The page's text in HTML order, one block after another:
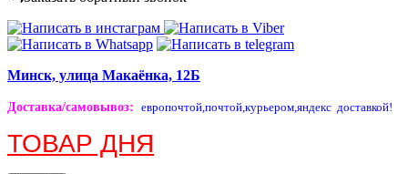
Минск, улица Макаёнка, 12Б
Доставка/самовывоз: европочтой,почтой,курьером,яндекс доставкой!
ТОВАР ДНЯ